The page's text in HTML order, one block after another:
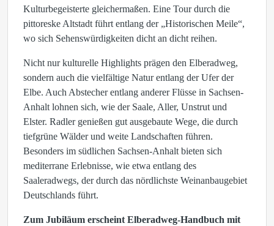
Kulturbegeisterte gleichermaßen. Eine Tour durch die
pittoreske Altstadt führt entlang der „Historischen Meile“,
wo sich Sehenswürdigkeiten dicht an dicht reihen.
Nicht nur kulturelle Highlights prägen den Elberadweg,
sondern auch die vielfältige Natur entlang der Ufer der
Elbe. Auch Abstecher entlang anderer Flüsse in Sachsen-
Anhalt lohnen sich, wie der Saale, Aller, Unstrut und
Elster. Radler genießen gut ausgebaute Wege, die durch
tiefgrüne Wälder und weite Landschaften führen.
Besonders im südlichen Sachsen-Anhalt bieten sich
mediterrane Erlebnisse, wie etwa entlang des
Saaleradwegs, der durch das nördlichste Weinanbaugebiet
Deutschlands führt.
Zum Jubiläum erscheint Elberadweg-Handbuch mit